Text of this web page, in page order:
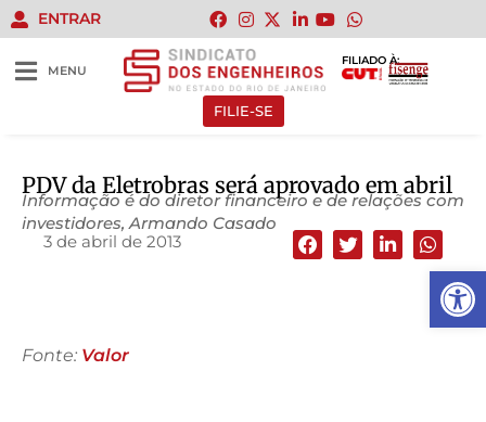
Abrir
ENTRAR
MENU
FILIADO À:
FILIE-SE
PDV da Eletrobras será aprovado em abril
Informação é do diretor financeiro e de relações com
investidores, Armando Casado
3 de abril de 2013
Fonte: Valor